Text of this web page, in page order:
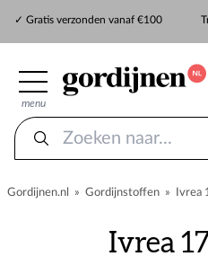
✓ Gratis verzonden vanaf €100
menu
Gordijnen.nl » Gordijnstoffen » Ivrea
Ivrea